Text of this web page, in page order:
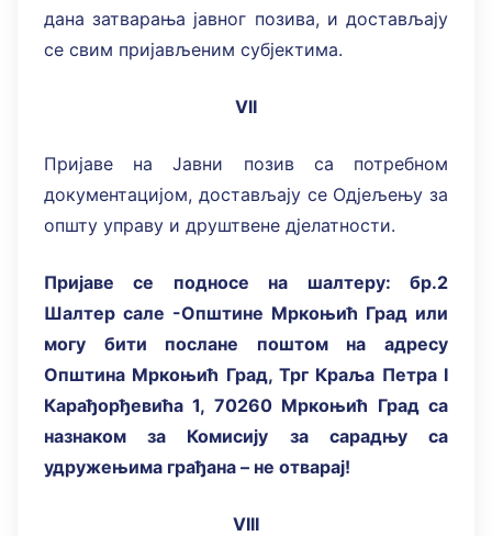
дана затварања јавног позива, и достављају
се свим пријављеним субјектима.
VII
Пријаве на Јавни позив са потребном
документацијом, достављају се Одјељењу за
општу управу и друштвене дјелатности.
Пријаве се подносе на шалтеру: бр.2
Шaлтер сале -Општине Мркоњић Град или
могу бити послане поштом на адресу
Општина Мркоњић Град, Трг Краља Петра I
Карађорђевића 1, 70260 Мркоњић Град са
назнаком за Комисију за сарадњу са
удружењима грађана – не отварај!
VIII